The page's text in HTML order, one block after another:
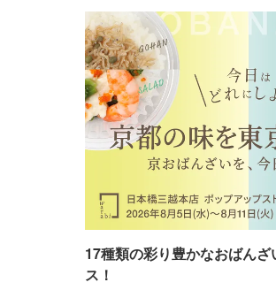
17種類の彩り豊かなおばん
ス！